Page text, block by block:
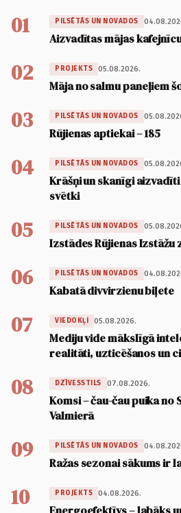
01 PILSĒTĀS UN NOVADOS
Aizvadītas mājas
02 PROJEKTS 05.08.2026.
Māja no salmu paneļiem
03 PILSĒTĀS UN NOVADOS
Rūjienas aptiekai – 185
04 PILSĒTĀS UN NOVADOS
Krāšņi un skanīgi
svētki
05 PILSĒTĀS UN NOVADOS
Izstādes Rūjienas Izstāžu
06 PILSĒTĀS UN NOVADOS
Kabatā divvirzienu biļete
07 VIEDOKĻI 05.08.2026.
Mediju vide mākslīgā
realitāti, uzticēšanos un
08 DZĪVESSTILS 07.08.2026.
Komsi – čau-čau puika no
Valmierā
09 PILSĒTĀS UN NOVADOS
Ražas sezonai sākums ir
10 PROJEKTS 04.08.2026.